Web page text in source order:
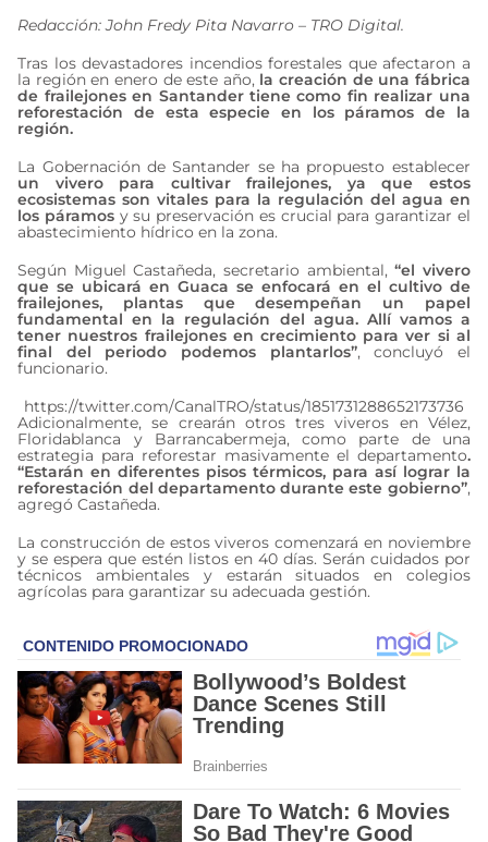
Redacción: John Fredy Pita Navarro – TRO Digital.
Tras los devastadores incendios forestales que afectaron a
la región en enero de este año, la creación de una fábrica
de frailejones en Santander tiene como fin realizar una
reforestación de esta especie en los páramos de la
región.
La Gobernación de Santander se ha propuesto establecer
un vivero para cultivar frailejones, ya que estos
ecosistemas son vitales para la regulación del agua en
los páramosy su preservación es crucial para garantizar el
abastecimiento hídrico en la zona.
Según Miguel Castañeda, secretario ambiental,“el vivero
que se ubicará en Guaca se enfocará en el cultivo de
frailejones, plantas que desempeñan un papel
fundamental en la regulación del agua. Allí vamos a
tener nuestros frailejones en crecimiento para ver si al
final del periodo podemos plantarlos”, concluyó el
funcionario.
https://twitter.com/CanalTRO/status/1851731288652173736
Adicionalmente, se crearán otros tres viveros en Vélez,
Floridablanca y Barrancabermeja, como parte de una
estrategia para reforestar masivamente el departamento.
“Estarán en diferentes pisos térmicos, para así lograr la
reforestación del departamento durante este gobierno”,
agregó Castañeda.
La construcción de estos viveros comenzará en noviembre
y se espera que estén listos en 40 días. Serán cuidados por
técnicos ambientales y estarán situados en colegios
agrícolas para garantizar su adecuada gestión.